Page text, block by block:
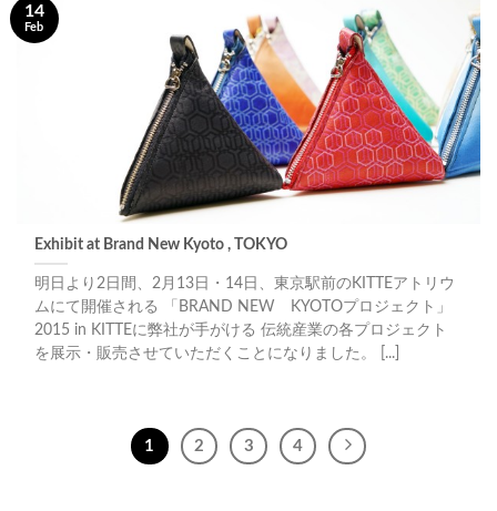
Exhibit at Brand New Kyoto , TOKYO
明日より2日間、2月13日・14日、東京駅前のKITTEアトリウ
ムにて開催される 「BRAND NEW KYOTOプロジェクト」
2015 in KITTEに弊社が手がける 伝統産業の各プロジェクト
を展示・販売させていただくことになりました。 [...]
14
Feb
1 2 3 4